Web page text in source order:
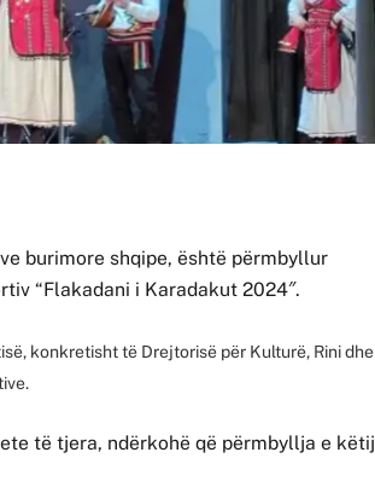
burimore shqipe, është përmbyllur
“Flakadani i Karadakut 2024″.
konkretisht të Drejtorisë për Kulturë, Rini dhe
të tjera, ndërkohë që përmbyllja e këtij